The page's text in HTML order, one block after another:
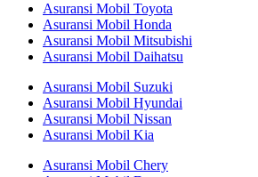
Asuransi Mobil Toyota
Asuransi Mobil Honda
Asuransi Mobil Mitsubishi
Asuransi Mobil Daihatsu
Asuransi Mobil Suzuki
Asuransi Mobil Hyundai
Asuransi Mobil Nissan
Asuransi Mobil Kia
Asuransi Mobil Chery